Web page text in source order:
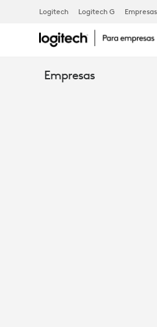
DE
Logitech Logitech G Empresas
Empresas